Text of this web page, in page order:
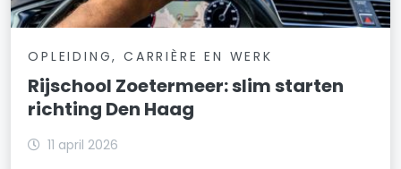
OPLEIDING, CARRIÈRE EN WERK
Rijschool Zoetermeer: slim starten
richting Den Haag
11 april 2026